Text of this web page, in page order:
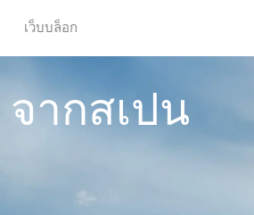
เว็บบล็อก
ากสเปน